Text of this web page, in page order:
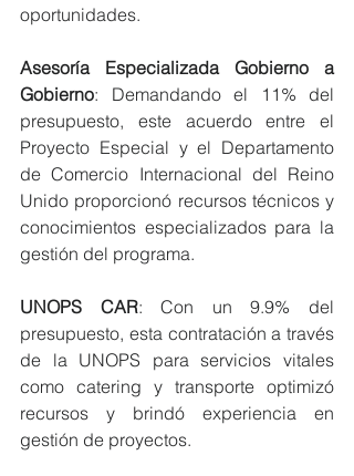
oportunidades.
Asesoría Especializada Gobierno a
Gobierno: Demandando el 11% del
presupuesto, este acuerdo entre el
Proyecto Especial y el Departamento
de Comercio Internacional del Reino
Unido proporcionó recursos técnicos y
conocimientos especializados para la
gestión del programa.
UNOPS CAR: Con un 9.9% del
presupuesto, esta contratación a través
de la UNOPS para servicios vitales
como catering y transporte optimizó
recursos y brindó experiencia en
gestión de proyectos.